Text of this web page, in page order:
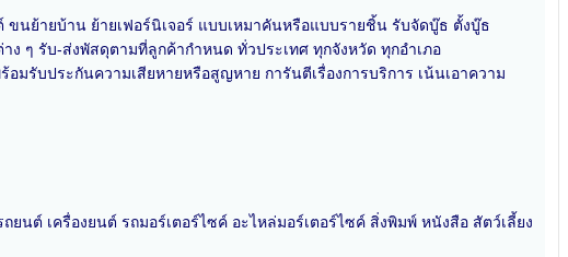
นย้ายบ้าน ย้ายเฟอร์นิเจอร์ แบบเหมาคันหรือแบบรายชิ้น รับจัดบู๊ธ ตั้งบู๊ธ
ๆ รับ-ส่งพัสดุตามที่ลูกค้ากำหนด ทั่วประเทศ ทุกจังหวัด ทุกอำเภอ
มรับประกันความเสียหายหรือสูญหาย การันตีเรื่องการบริการ เน้นเอาความ
นต์ เครื่องยนต์ รถมอร์เตอร์ไซค์ อะไหล่มอร์เตอร์ไซค์ สิ่งพิมพ์ หนังสือ สัตว์เลี้ยง